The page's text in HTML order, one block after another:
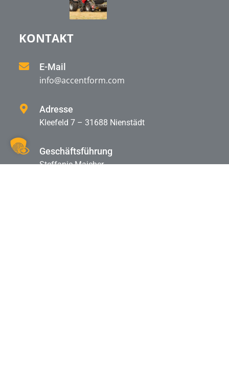
KONTAKT
E-Mail
info@accentform.com
Adresse
Kleefeld 7 – 31688 Nienstädt
Geschäftsführung
Steffanie Maicher